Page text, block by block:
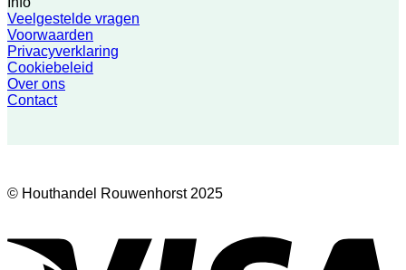
Veelgestelde vragen
Voorwaarden
Privacyverklaring
Cookiebeleid
Over ons
Contact
© Houthandel Rouwenhorst 2025